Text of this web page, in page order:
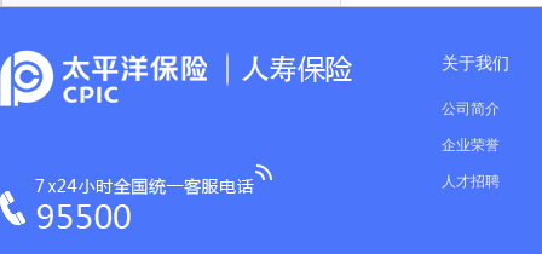
关于我们
公司简介
企业荣誉
人才招聘